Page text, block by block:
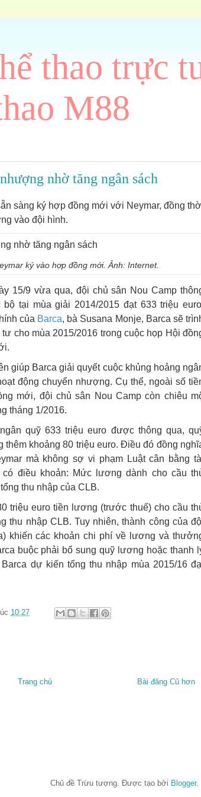
thao trực
M88
nhờ tăng ngân sách
sàng ký hợp đồng mới với Neymar, đồng
vào đội hình.
ký vào hợp đồng mới. Ảnh: Internet.
15/9 vừa qua, đội chủ sân Nou Camp
tại mùa giải 2014/2015 đạt 633 triệu
của Barca, bà Susana Monje, Barca sẽ
cho mùa 2015/2016 trong cuộc họp Hội
giúp Barca giải quyết cuộc khủng hoảng
động chuyển nhượng. Cụ thể, ngoài số
mới, đội chủ sân Nou Camp còn chiêu
tháng 1/2016.
quỹ 633 triệu euro được thông qua,
thêm khoảng 80 triệu euro. Điều đó đồng
mà không sợ vi phạm Luật cân bằng
có điều khoản: Mức lương dành cho cầu
thu nhập của CLB.
triệu euro tiền lương (trước thuế) cho cầu
thu nhập CLB. Tuy nhiên, thành công của
khiến các khoản chi phí về lương và
buộc phải bổ sung quỹ lương hoặc thanh
dự kiến tổng thu nhập mùa 2015/16
10:27
Bài đăng Cũ hơn
Trang chủ
Chủ đề Trừu tượng. Được tạo bởi Blogger.